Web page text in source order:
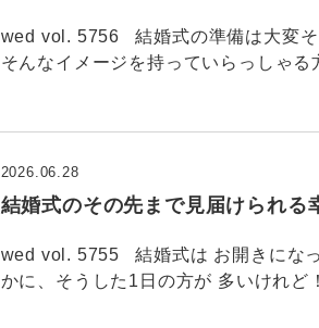
wed vol. 5756 結婚式の準備は大変
そんなイメージを持っていらっしゃ
結婚式のその先まで見届けられる
2026.06.28
wed vol. 5755 結婚式は お開きにな
かに、そうした1日の方が 多いけれ